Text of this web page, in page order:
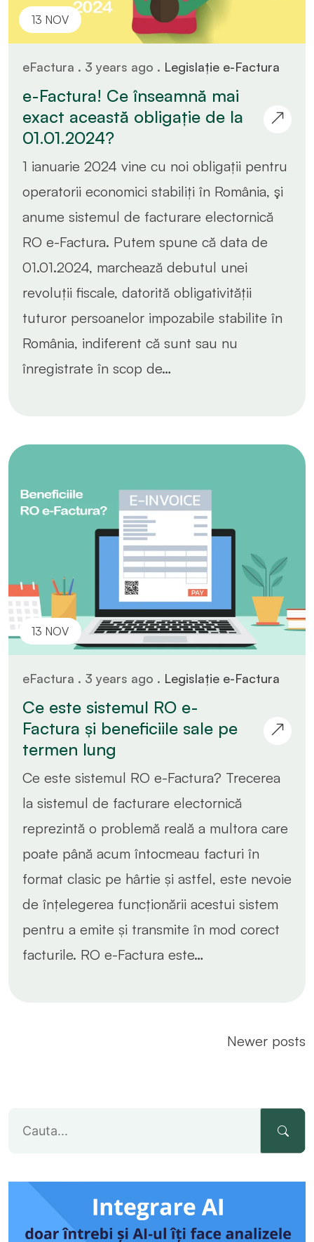
13 NOV
eFactura . 3 years ago . Legislație e-Factura
e-Factura! Ce înseamnă mai
exact această obligație de la
01.01.2024?
1 ianuarie 2024 vine cu noi obligații pentru
operatorii economici stabiliți în România, şi
anume sistemul de facturare electornică
RO e-Factura. Putem spune că data de
01.01.2024, marchează debutul unei
revoluții fiscale, datorită obligativității
tuturor persoanelor impozabile stabilite în
România, indiferent că sunt sau nu
înregistrate în scop de…
13 NOV
eFactura . 3 years ago . Legislație e-Factura
Ce este sistemul RO e-
Factura și beneficiile sale pe
termen lung
Ce este sistemul RO e-Factura? Trecerea
la sistemul de facturare electornică
reprezintă o problemă reală a multora care
poate până acum întocmeau facturi în
format clasic pe hârtie și astfel, este nevoie
de înțelegerea funcționării acestui sistem
pentru a emite și transmite în mod corect
facturile. RO e-Factura este…
Newer posts